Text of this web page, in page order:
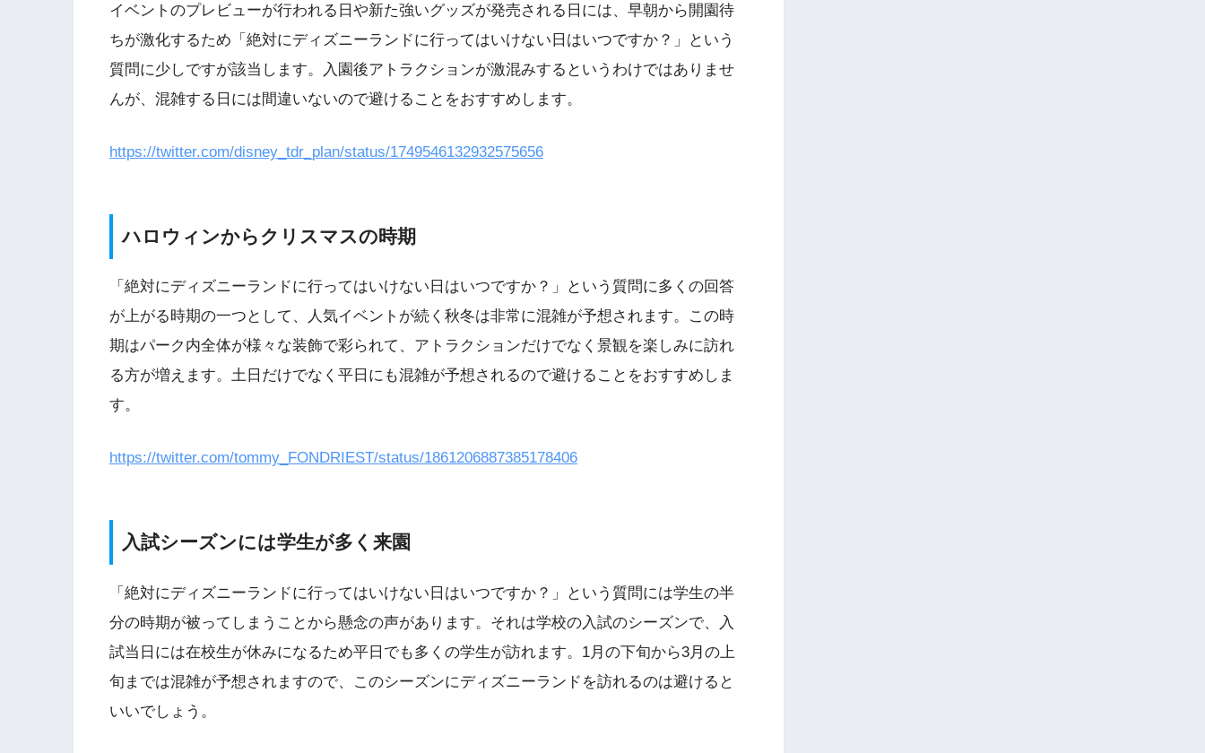
イベントのプレビューが行われる日や新た強いグッズが発売される日には、早朝から開園待
ちが激化するため「絶対にディズニーランドに行ってはいけない日はいつですか？」という
質問に少しですが該当します。入園後アトラクションが激混みするというわけではありませ
んが、混雑する日には間違いないので避けることをおすすめします。
https://twitter.com/disney_tdr_plan/status/1749546132932575656
ハロウィンからクリスマスの時期
「絶対にディズニーランドに行ってはいけない日はいつですか？」という質問に多くの回答
が上がる時期の一つとして、人気イベントが続く秋冬は非常に混雑が予想されます。この時
期はパーク内全体が様々な装飾で彩られて、アトラクションだけでなく景観を楽しみに訪れ
る方が増えます。土日だけでなく平日にも混雑が予想されるので避けることをおすすめしま
す。
https://twitter.com/tommy_FONDRIEST/status/1861206887385178406
入試シーズンには学生が多く来園
「絶対にディズニーランドに行ってはいけない日はいつですか？」という質問には学生の半
分の時期が被ってしまうことから懸念の声があります。それは学校の入試のシーズンで、入
試当日には在校生が休みになるため平日でも多くの学生が訪れます。1月の下旬から3月の上
旬までは混雑が予想されますので、このシーズンにディズニーランドを訪れるのは避けると
いいでしょう。